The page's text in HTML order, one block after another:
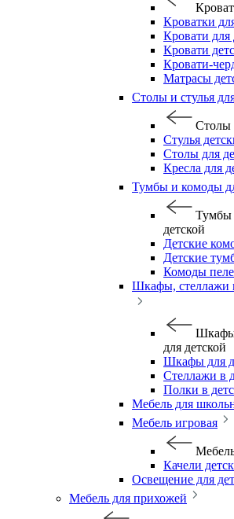
Кроватки
Кровати для
Кровати
Кровати-
Матрасы
Столы и стулья
Столы
Стулья
Столы для
Кресла для
Тумбы и комоды
Тумбы
детской
Детские
Детские
Комоды
Шкафы, стеллажи
для детской
Шкафы для
Стеллажи в
Полки в
Мебель для
Мебель игровая
Качели
Освещение для
Мебель для прихожей